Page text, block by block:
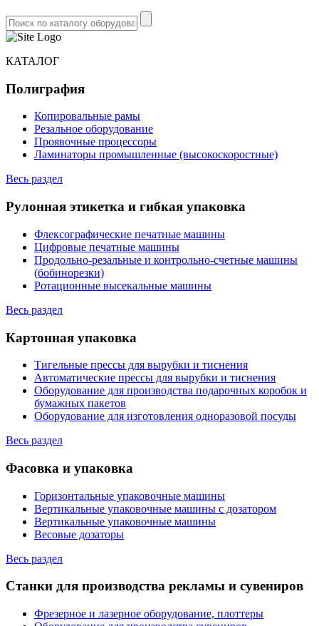
КАТАЛОГ
Полиграфия
Копировальные рамы
Резальное оборудование
Проявочные процессоры
Ламинаторы промышленные (высокоскоростные)
Весь раздел
Рулонная этикетка и гибкая упаковка
Флексографические печатные машины
Цифровые печатные машины
Продольно-резальные и контрольно-счетные машины
(бобинорезки)
Ротационные высекальные машины
Весь раздел
Картонная упаковка
Тигельные прессы для вырубки и тиснения
Автоматические прессы для вырубки и тиснения
Оборудование для производства подарочных коробок и
бумажных пакетов
Оборудование для изготовления одноразовой посуды
Весь раздел
Фасовка и упаковка
Горизонтальные упаковочные машины
Вертикальные упаковочные машины с дозатором
Вертикальные упаковочные машины
Весовые дозаторы
Весь раздел
Станки для производства рекламы и сувениров
Фрезерное и лазерное оборудование, плоттеры